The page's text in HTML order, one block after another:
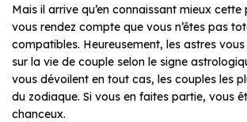
Mais il arrive qu’en connaissant mieux cette
vous rendez compte que vous n’êtes pas
compatibles. Heureusement, les astres
sur la vie de couple selon le signe
vous dévoilent en tout cas, les couples les
du zodiaque. Si vous en faites partie, vous
chanceux.